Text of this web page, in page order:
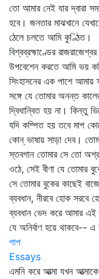
তো আমার নেই যার দ্বারা
হবে। জনতার মাঝখানে
ঠেলে চলতে আমি কুণ্ঠিত।
বিশ্বব্রহ্মাণ্ডের
উপবেশেন করতে আমি ভয়
সিংহাসনের এক পাশে
সঙ্গে যে তোমার অনন্ত
দ্বিধান্বিত হয় না। কিন্তু
যদি কম্পিত হয় তবে মাপ
কোন্‌ ভাষায় সাড়া দেব।
স্তবগান তোমার সে তো
ওঠে, সেই বীণা যে তোমার
সে তোমার বুকের কাছেই
ব্যবধান, নীরবে হোক সরবে
ব্যবধান ভেদ করে আমার এই
যে অনির্বাণ হয়ে থাকবে--
পাপ
Essays
এমনি করে আত্মা যখন